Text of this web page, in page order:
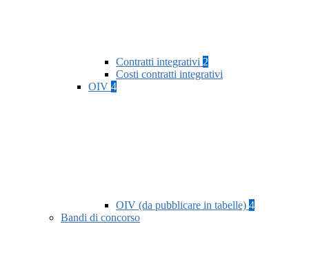
Contratti integrativi 2
Costi contratti integrativi
OIV 4
OIV (da pubblicare in tabelle) 4
Bandi di concorso